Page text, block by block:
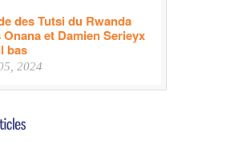
des Tutsi du Rwanda
et Damien Serieyx
bas
2024